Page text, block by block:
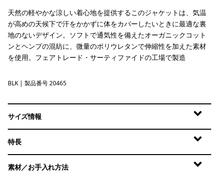
天然の軽やかな涼しい着心地を提供するこのジャケットは、気温
が高めの天候下で汗をかかずに体をカバーしたいときに最適な裏
地のないデザイン。ソフトで通気性を備えたオーガニックコット
ンとヘンプの混紡に、微量のポリウレタンで伸縮性を加えた素材
を使用。フェアトレード・サーティファイドの工場で製造
Black
BLK | 製品番号 20465
サイズ情報
特長
素材／お手入れ方法